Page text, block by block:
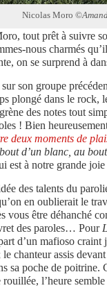
Nicolas Moro ©
tout prêt à suivre
nous charmés
on se surprend à
son groupe
plongé dans le rock,
des notes tout
! Bien
deux moments de
d’un blanc, au
est à notre grande
des talents du
en oublierait le
vous être déhanché
des paroles… Pour
d’un mafioso
chanteur assis
sa poche de poitrine.
l’heure